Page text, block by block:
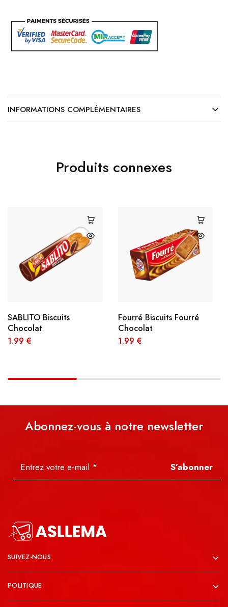
INFORMATIONS COMPLÉMENTAIRES
Produits connexes
SABLITO Biscuits
Chocolat
1.99 €
Fourré Biscuits Fourré
Chocolat
1.99 €
Abonnez-vous à notre newsletter
S’abonner
SUIVEZ-NOUS
POLITIQUE